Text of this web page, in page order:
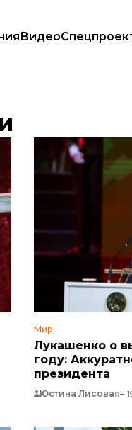
Видео
Мир
Лукашенко о
году:
президента
Юстина Лисовая